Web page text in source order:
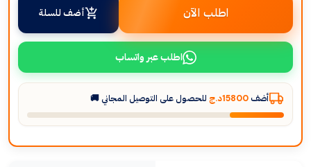
اطلب الآن أضف للسلة
اطلب عبر واتساب
أضف 15800د.ج للحصول على التوصيل المجاني 🚚